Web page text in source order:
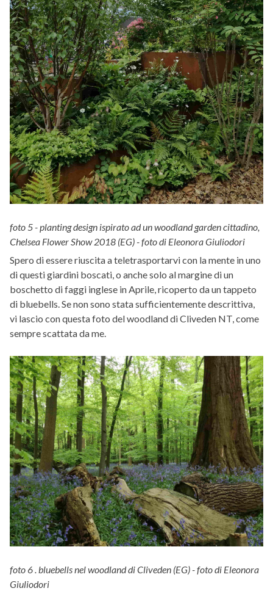
foto 5 - planting design ispirato ad un woodland garden cittadino,
Chelsea Flower Show 2018 (EG) - foto di Eleonora Giuliodori
Spero di essere riuscita a teletrasportarvi con la mente in uno
di questi giardini boscati, o anche solo al margine di un
boschetto di faggi inglese in Aprile, ricoperto da un tappeto
di bluebells. Se non sono stata sufficientemente descrittiva,
vi lascio con questa foto del woodland di Cliveden NT, come
sempre scattata da me.
foto 6 . bluebells nel woodland di Cliveden (EG) - foto di Eleonora
Giuliodori